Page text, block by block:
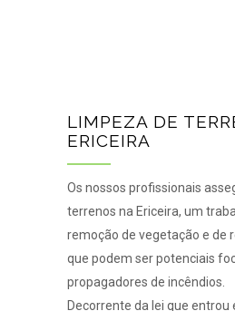
LIMPEZA DE
ERICEIRA
Os nossos profissionais
terrenos na Ericeira, um
remoção de vegetação e de
que podem ser potenciais
propagadores de incêndios.
Decorrente da lei que entrou